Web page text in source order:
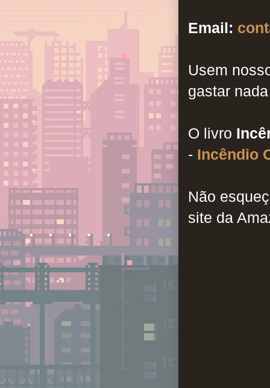
Email:
Usem
gastar
O livro
- Incêndio
Não
site da